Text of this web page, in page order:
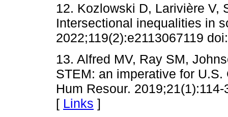
12. Kozlowski D, Larivière V,
Intersectional inequalities in
2022;119(2):e2113067119
13. Alfred MV, Ray SM,
STEM: an imperative for
Hum Resour.
[ Links ]